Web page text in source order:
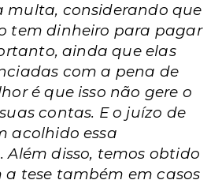
multa, considerando que
tem dinheiro para pagar
ainda que elas
com a pena de
é que isso não gere o
contas. E o juízo de
acolhido essa
Além disso, temos obtido
a tese também em casos